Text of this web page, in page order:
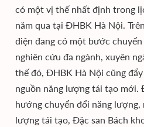
có một vị thế nhất định trong
năm qua tại ĐHBK Hà Nội.
điện đang có một bước
nghiên cứu đa ngành, xuyên
thế đó, ĐHBK Hà Nội cũng
nguồn năng lượng tái tạo mới.
hướng chuyển đổi năng lượng,
lượng tái tạo, Đặc san Bách